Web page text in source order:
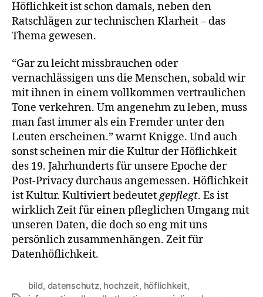
Höflichkeit ist schon damals, neben den
Ratschlägen zur technischen Klarheit – das
Thema gewesen.
“Gar zu leicht missbrauchen oder
vernachlässigen uns die Menschen, sobald wir
mit ihnen in einem vollkommen vertraulichen
Tone verkehren. Um angenehm zu leben, muss
man fast immer als ein Fremder unter den
Leuten erscheinen.” warnt Knigge. Und auch
sonst scheinen mir die Kultur der Höflichkeit
des 19. Jahrhunderts für unsere Epoche der
Post-Privacy durchaus angemessen. Höflichkeit
ist Kultur. Kultiviert bedeutetgepflegt. Es ist
wirklich Zeit für einen pfleglichen Umgang mit
unseren Daten, die doch so eng mit uns
persönlich zusammenhängen. Zeit für
Datenhöflichkeit.
bild, datenschutz, hochzeit, höflichkeit,